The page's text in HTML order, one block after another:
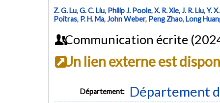
Z. G. Lu,G. C. Liu, Philip J. Poole,X. R. Xie,J. R. Liu,Y.
Poitras, P. H. Ma,John Weber, Peng Zhao,Long
Communication écrite
Un lien externe est
Département: Département